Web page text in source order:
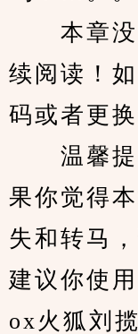
本章没
续阅读！
码或者更
温馨提
果你觉得
失和转马
建议你使
ox火狐刘